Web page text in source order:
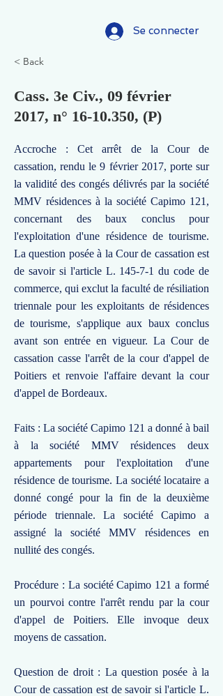
Se connecter
< Back
Cass. 3e Civ., 09 février
2017, n° 16-10.350, (P)
Accroche : Cet arrêt de la Cour de
cassation, rendu le 9 février 2017, porte sur
la validité des congés délivrés par la société
MMV résidences à la société Capimo 121,
concernant des baux conclus pour
l'exploitation d'une résidence de tourisme.
La question posée à la Cour de cassation est
de savoir si l'article L. 145-7-1 du code de
commerce, qui exclut la faculté de résiliation
triennale pour les exploitants de résidences
de tourisme, s'applique aux baux conclus
avant son entrée en vigueur. La Cour de
cassation casse l'arrêt de la cour d'appel de
Poitiers et renvoie l'affaire devant la cour
d'appel de Bordeaux.
Faits : La société Capimo 121 a donné à bail
à la société MMV résidences deux
appartements pour l'exploitation d'une
résidence de tourisme. La société locataire a
donné congé pour la fin de la deuxième
période triennale. La société Capimo a
assigné la société MMV résidences en
nullité des congés.
Procédure : La société Capimo 121 a formé
un pourvoi contre l'arrêt rendu par la cour
d'appel de Poitiers. Elle invoque deux
moyens de cassation.
Question de droit : La question posée à la
Cour de cassation est de savoir si l'article L.